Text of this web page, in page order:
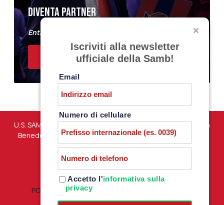
DIVENTA PARTNER
Entra a far parte del Samb Business Club
ACQUISTA I BIGLIETTI
U.S. SAMBENEDETTESE – Via Martiri di Marzabotto snc – San
Benedetto del Tronto (AP) – P.iva 01198610444 –
POLICY
Iscriviti alla newsletter
ufficiale della Samb!
Email
Numero di cellulare
Accetto l'informativa sulla
privacy
POLITICA RESI E RIMBORSI